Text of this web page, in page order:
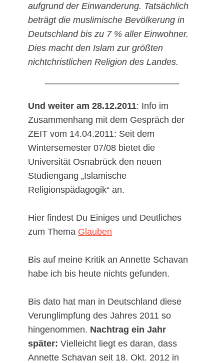
aufgrund der Einwanderung. Tatsächlich
beträgt die muslimische Bevölkerung in
Deutschland bis zu 7 % aller Einwohner.
Dies macht den Islam zur größten
nichtchristlichen Religion des Landes.
Und weiter am 28.12.2011: Info im
Zusammenhang mit dem Gespräch der
ZEIT vom 14.04.2011: Seit dem
Wintersemester 07/08 bietet die
Universität Osnabrück den neuen
Studiengang „Islamische
Religionspädagogik“ an.
Hier findest Du Einiges und Deutliches
zum Thema Glauben
Bis auf meine Kritik an Annette Schavan
habe ich bis heute nichts gefunden.
Bis dato hat man in Deutschland diese
Verunglimpfung des Jahres 2011 so
hingenommen. Nachtrag ein Jahr
später: Vielleicht liegt es daran, dass
Annette Schavan seit 18. Okt. 2012 in